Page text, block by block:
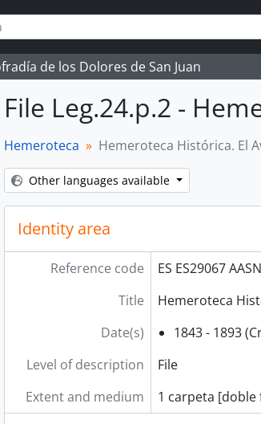
de los Dolores de San Juan
File Leg.24.p.2 -
Hemeroteca Hemeroteca Histórica. El
Other languages available
Identity area
Reference code
ES ES29067
Title
Hemeroteca
Date(s)
1843 - 1893
Level of description
File
Extent and medium
1 carpeta [doble